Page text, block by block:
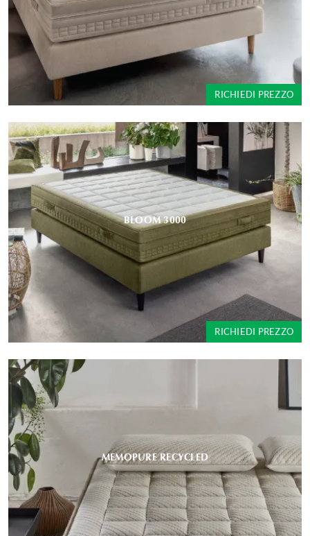
RICHIEDI PREZZO
BLOOM 3000
RICHIEDI PREZZO
MEMOPURE RECYCLED